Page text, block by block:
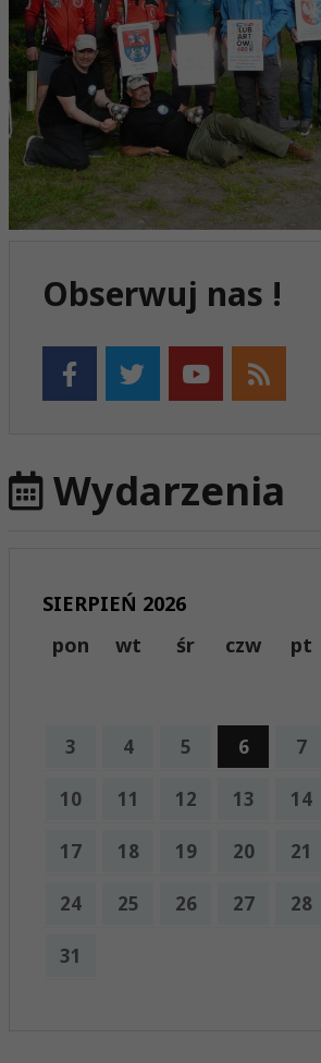
Obserwuj nas !
Wydarzenia
SIERPIEŃ 2026
pon
wt śr czw pt
3 4 5 6 7
10 11 12 13 14
17 18 19 20 21
24 25 26 27 28
31